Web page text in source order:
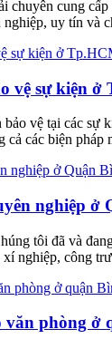
chuyên cung
uy tín và
vệ sự kiện ở
vệ tại các sự
cả các biện pháp
nghiệp ở
tôi đã và
xí nghiệp, công
văn phòng ở